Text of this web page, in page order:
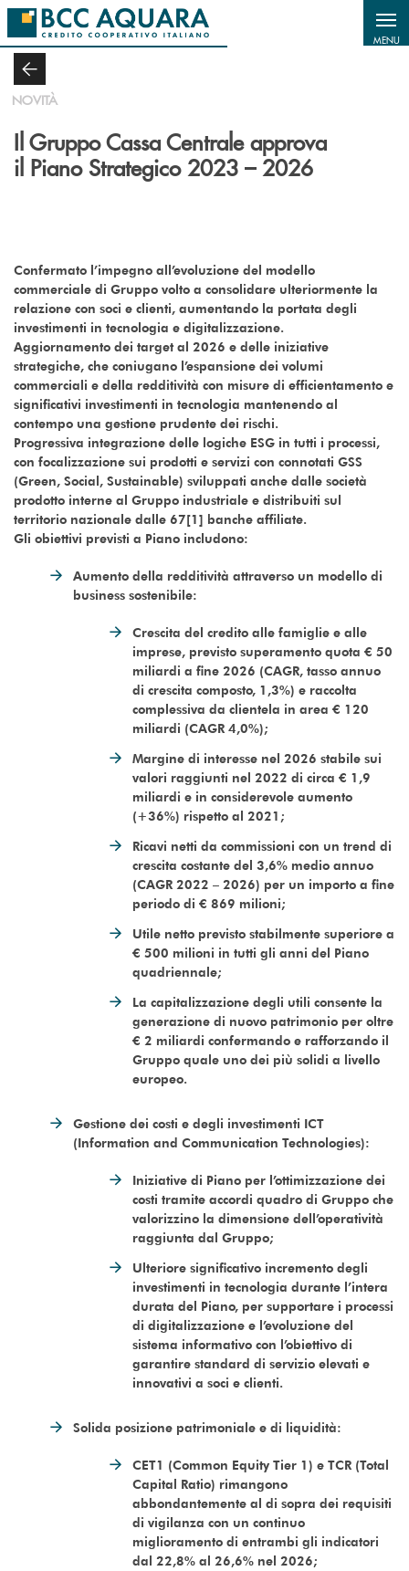
Salta al contenuto principale
MENU
NOVITÀ
Il Gruppo Cassa Centrale approva
il Piano Strategico 2023 – 2026
Confermato l’impegno all’evoluzione del modello
commerciale di Gruppo volto a consolidare ulteriormente la
relazione con soci e clienti, aumentando la portata degli
investimenti in tecnologia e digitalizzazione.
Aggiornamento dei target al 2026 e delle iniziative
strategiche, che coniugano l’espansione dei volumi
commerciali e della redditività con misure di efficientamento e
significativi investimenti in tecnologia mantenendo al
contempo una gestione prudente dei rischi.
Progressiva integrazione delle logiche ESG in tutti i processi,
con focalizzazione sui prodotti e servizi con connotati GSS
(Green, Social, Sustainable) sviluppati anche dalle società
prodotto interne al Gruppo industriale e distribuiti sul
territorio nazionale dalle 67[1] banche affiliate.
Gli obiettivi previsti a Piano includono:
Aumento della redditività attraverso un modello di
business sostenibile:
Crescita del credito alle famiglie e alle
imprese, previsto superamento quota € 50
miliardi a fine 2026 (CAGR, tasso annuo
di crescita composto, 1,3%) e raccolta
complessiva da clientela in area € 120
miliardi (CAGR 4,0%);
Margine di interesse nel 2026 stabile sui
valori raggiunti nel 2022 di circa € 1,9
miliardi e in considerevole aumento
(+36%) rispetto al 2021;
Ricavi netti da commissioni con un trend di
crescita costante del 3,6% medio annuo
(CAGR 2022 – 2026) per un importo a fine
periodo di € 869 milioni;
Utile netto previsto stabilmente superiore a
€ 500 milioni in tutti gli anni del Piano
quadriennale;
La capitalizzazione degli utili consente la
generazione di nuovo patrimonio per oltre
€ 2 miliardi confermando e rafforzando il
Gruppo quale uno dei più solidi a livello
europeo.
Gestione dei costi e degli investimenti ICT
(Information and Communication Technologies):
Iniziative di Piano per l’ottimizzazione dei
costi tramite accordi quadro di Gruppo che
valorizzino la dimensione dell’operatività
raggiunta dal Gruppo;
Ulteriore significativo incremento degli
investimenti in tecnologia durante l’intera
durata del Piano, per supportare i processi
di digitalizzazione e l’evoluzione del
sistema informativo con l’obiettivo di
garantire standard di servizio elevati e
innovativi a soci e clienti.
Solida posizione patrimoniale e di liquidità:
CET1 (Common Equity Tier 1) e TCR (Total
Capital Ratio) rimangono
abbondantemente al di sopra dei requisiti
di vigilanza con un continuo
miglioramento di entrambi gli indicatori
dal 22,8% al 26,6% nel 2026;